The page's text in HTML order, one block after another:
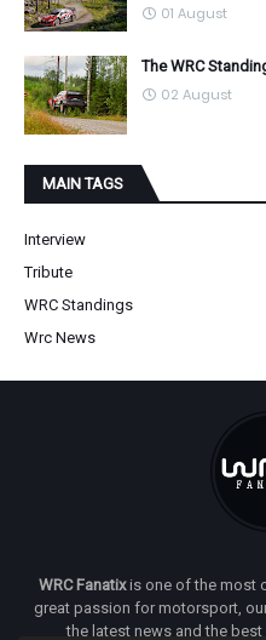
01 August
The WRC
02 August
MAIN TAGS
Interview
Tribute
WRC Standings
Wrc News
WRC Fanatixis one of the most
great passion for motorsport,
the latest news and the